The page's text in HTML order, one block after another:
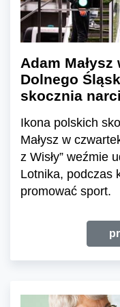
Adam
Dolnego
skocznia
Ikona polskich
Małysz w
z Wisły” weźmie
Lotnika, podczas
promować sport.